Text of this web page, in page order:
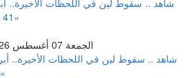
الجمعة 07 أغسطس 2026 09:43 مساءً
من «حب على ورق»